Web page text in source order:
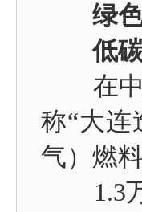
绿
低
在中
称“大连
气）燃
1.3万